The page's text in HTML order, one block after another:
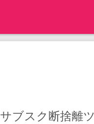
サブスク断捨離